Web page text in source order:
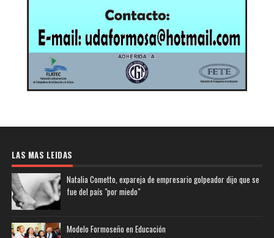
LAS MAS LEIDAS
Natalia Cometto, expareja de empresario golpeador dijo que se
fue del país "por miedo"
Modelo Formoseño en Educación